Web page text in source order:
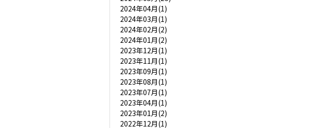
2024年04月(1)
2024年03月(1)
2024年02月(2)
2024年01月(2)
2023年12月(1)
2023年11月(1)
2023年09月(1)
2023年08月(1)
2023年07月(1)
2023年04月(1)
2023年01月(2)
2022年12月(1)